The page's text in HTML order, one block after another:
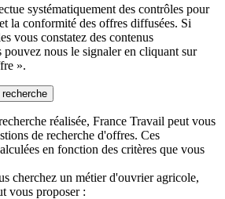
systématiquement des contrôles pour
la conformité des offres diffusées. Si
vous constatez des contenus
pouvez nous le signaler en cliquant sur
».
réalisée, France Travail peut vous
de recherche d'offres. Ces
en fonction des critères que vous
cherchez un métier d'ouvrier agricole,
vous proposer :